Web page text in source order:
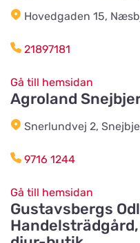
Vistvägen 34
Industrigatan 1
Djurspecialisten i
Stavs Häst och Hund
Stav 2
Hovedgaden 15,
21897181
Gå till hemsidan
Agroland
Snerlundvej 2,
9716 1244
Gå till hemsidan
Gustavsbergs